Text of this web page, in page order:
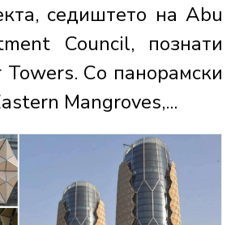
седиштето на Abu
Council, познати
Со панорамски
Mangroves,...